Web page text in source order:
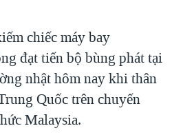
Ở VIỆT NAM
TẠI VIỆT NAM
PHỦ VIỆT NAM
TRỘM HẢI SÂM
VỌNG TỪ NÔNG THÔN MỸ
chiếc máy bay
đạt tiến bộ bùng phát tại
nhật hôm nay khi thân
Quốc trên chuyến
Malaysia.